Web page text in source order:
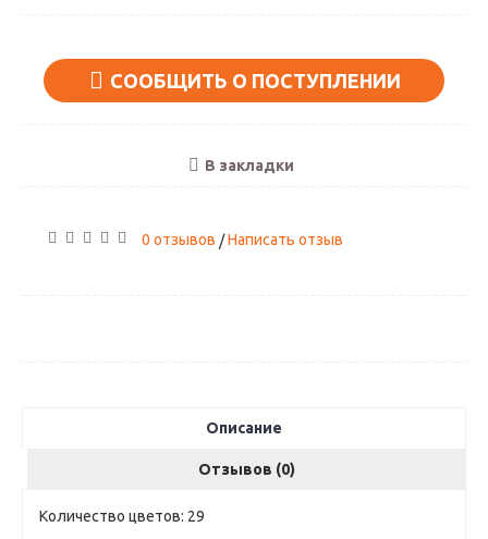
СООБЩИТЬ О ПОСТУПЛЕНИИ
В закладки
0 отзывов /Написать отзыв
Описание
Отзывов (0)
Количество цветов: 29